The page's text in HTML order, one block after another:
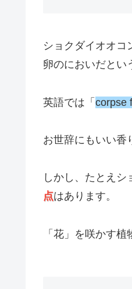
ショクダイオオコ
卵のにおいだとい
英語では「 corpse
お世辞にもいい香
しかし、たとえ
点はあります。
「花」を咲かす植